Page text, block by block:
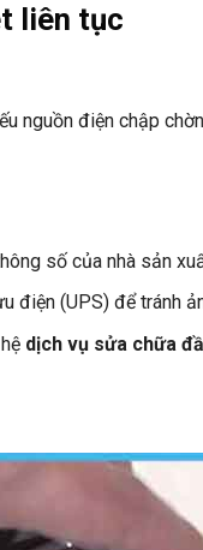
liên tục
nguồn điện chập
số của nhà sản
điện (UPS) để tránh
dịch vụ sửa chữa